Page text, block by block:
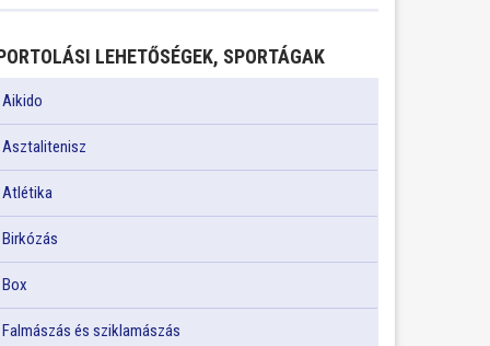
LEHETŐSÉGEK, SPORTÁGAK
Aikido
Asztalitenisz
Atlétika
Birkózás
Box
Falmászás és sziklamászás